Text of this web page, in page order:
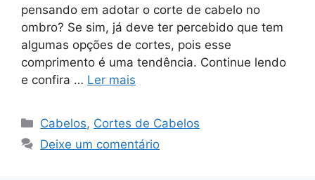
pensando em adotar o corte de cabelo no
ombro? Se sim, já deve ter percebido que tem
algumas opções de cortes, pois esse
comprimento é uma tendência. Continue lendo
e confira … Ler mais
Categorias
Cabelos, Cortes de Cabelos
Deixe um comentário